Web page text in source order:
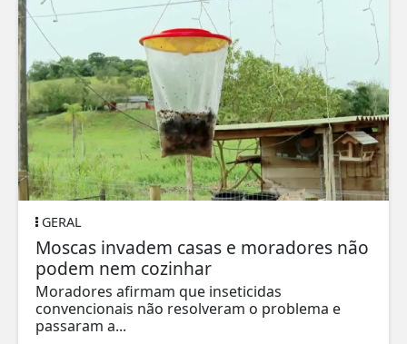
GERAL
Moscas invadem casas e moradores não
podem nem cozinhar
Moradores afirmam que inseticidas
convencionais não resolveram o problema e
passaram a...